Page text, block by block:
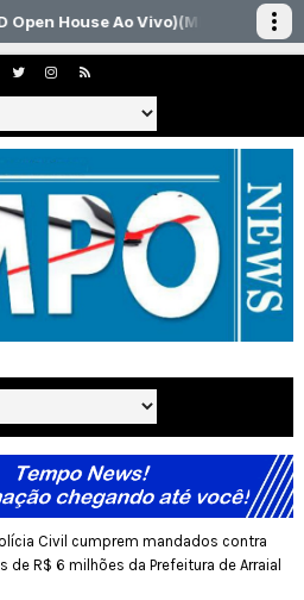
Civil cumprem mandados contra
R$ 6 milhões da Prefeitura de Arraial